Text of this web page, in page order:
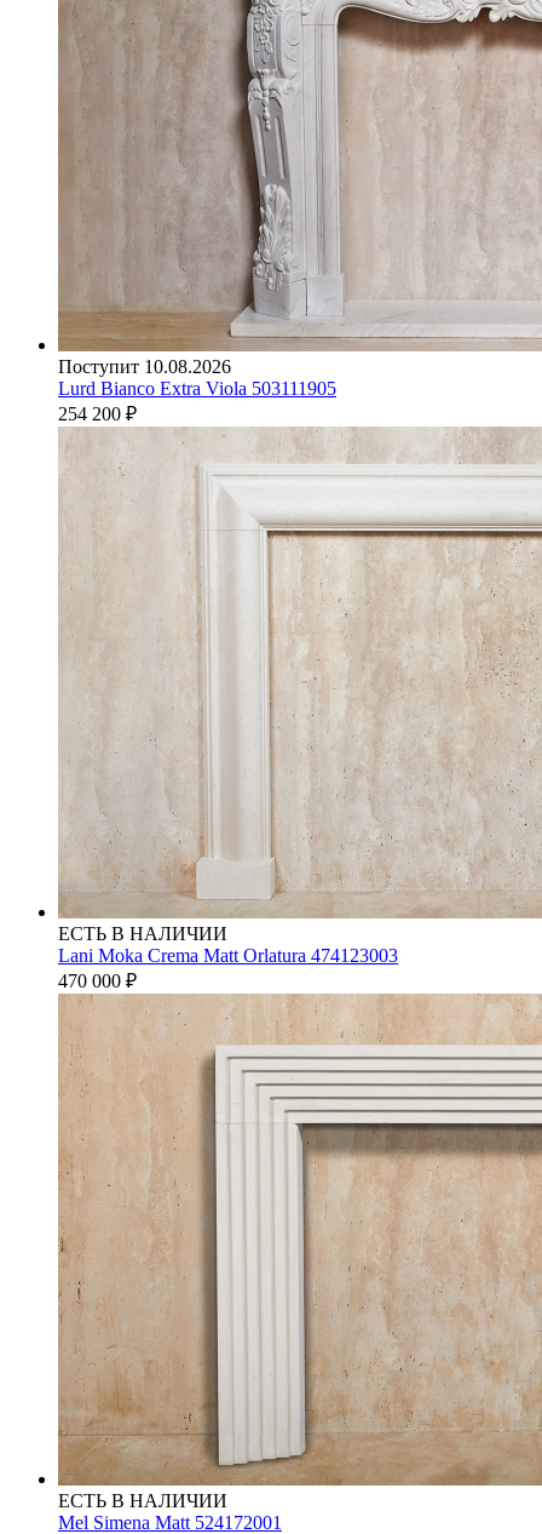
Поступит 10.08.2026
Lurd Bianco Extra Viola 503111905
254 200 ₽
ЕСТЬ В НАЛИЧИИ
Lani Moka Crema Matt Orlatura 474123003
470 000 ₽
ЕСТЬ В НАЛИЧИИ
Mel Simena Matt 524172001